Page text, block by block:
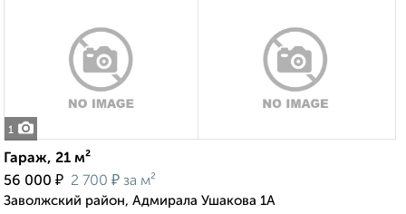
1
Гараж, 21 м²
56 000 ₽ 2 700 ₽ за м²
Заволжский район, Адмирала Ушакова 1А